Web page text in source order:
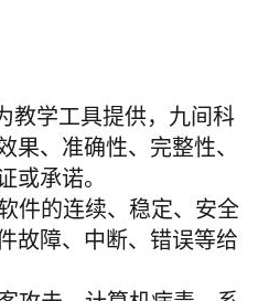
教学工具提供，九间科
果、准确性、完整性、
或承诺。
件的连续、稳定、安全
故障、中断、错误等给